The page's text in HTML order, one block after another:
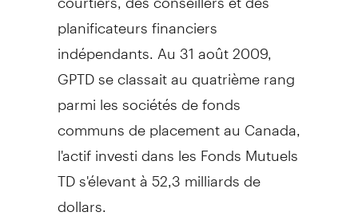
planificateurs financiers
indépendants. Au 31 août 2009,
GPTD se classait au quatrième rang
parmi les sociétés de fonds
communs de placement au Canada,
l'actif investi dans les Fonds Mutuels
TD s'élevant à 52,3 milliards de
dollars.